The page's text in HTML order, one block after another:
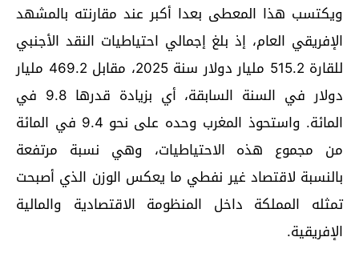
ويكتسب هذا المعطى بعدا أكبر عند مقارنته بالمشهد
الإفريقي العام، إذ بلغ إجمالي احتياطيات النقد الأجنبي
للقارة 515.2 مليار دولار سنة 2025، مقابل 469.2 مليار
دولار في السنة السابقة، أي بزيادة قدرها 9.8 في
المائة. واستحوذ المغرب وحده على نحو 9.4 في المائة
من مجموع هذه الاحتياطيات، وهي نسبة مرتفعة
بالنسبة لاقتصاد غير نفطي ما يعكس الوزن الذي أصبحت
تمثله المملكة داخل المنظومة الاقتصادية والمالية
الإفريقية.